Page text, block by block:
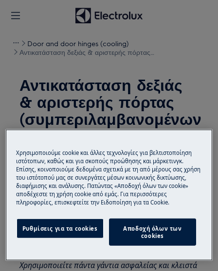
Door and door hinges (cooling)
Αντικατάσταση δεξιάς & αριστερής πόρτας
Αντικατάσταση δεξιάς
& αριστερής πόρτας
(συμπεριλαμβανομένων
των μεντεσέδων) 7KL
Λύση
Πριν από οποιαδήποτε λειτουργία συντήρησης,
απενεργοποιήστε τη συσκευή και αποσυνδέστε το
φις από τηνπρίζα.
Να είστε πάντα προσεκτικοί όταν μετακινείτε
συσκευές, για βαριές συσκευές είναι απαραίτητο να
μετακινηθούν από δύο άτομα.
Χρησιμοποιείτε πάντα γάντια ασφαλείας και κλειστά
Χρησιμοποιούμε cookie και άλλες τεχνολογίες για βελτιστοποίηση
ιστότοπων, καθώς και για σκοπούς προώθησης και μάρκετινγκ.
Επίσης, κοινοποιούμε δεδομένα σχετικά με τη από μέρους σας χρήση
του ιστότοπού μας σε συνεργάτες μέσων κοινωνικής δικτύωσης,
διαφήμισης και ανάλυσης. Πατώντας «Αποδοχή όλων των cookie»
αποδέχεστε τη χρήση cookie από εμάς. Για περισσότερες
πληροφορίες, επισκεφτείτε την Ειδοποίηση για τα Cookie.
Ρυθμίσεις για τα cookies
Αποδοχή όλων των
cookies